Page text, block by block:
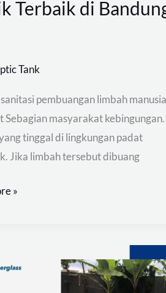
Terbaik di
Tank
pembuangan limbah manusia
Sebagian masyarakat kebingungan.
tinggal di lingkungan padat
Jika limbah tersebut dibuang
»